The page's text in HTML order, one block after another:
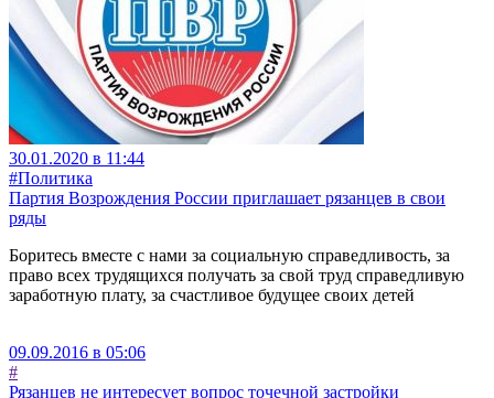
30.01.2020 в 11:44
#Политика
Партия Возрождения России приглашает рязанцев в свои
ряды
Боритесь вместе с нами за социальную справедливость, за
право всех трудящихся получать за свой труд справедливую
заработную плату, за счастливое будущее своих детей
09.09.2016 в 05:06
#
Рязанцев не интересует вопрос точечной застройки